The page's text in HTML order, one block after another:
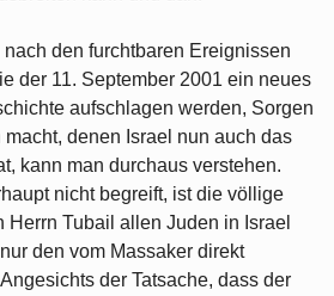
den furchtbaren Ereignissen
der 11. September 2001 ein neues
aufschlagen werden, Sorgen
denen Israel nun auch das
kann man durchaus verstehen.
nicht begreift, ist die völlige
Herrn Tubail allen Juden in Israel
den vom Massaker direkt
der Tatsache, dass der